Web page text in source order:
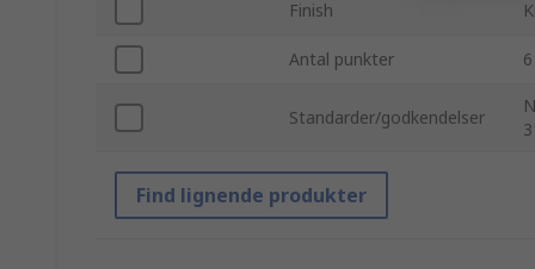
Finish
Antal punkter 6
Standarder/godkendelser
Find lignende produkter